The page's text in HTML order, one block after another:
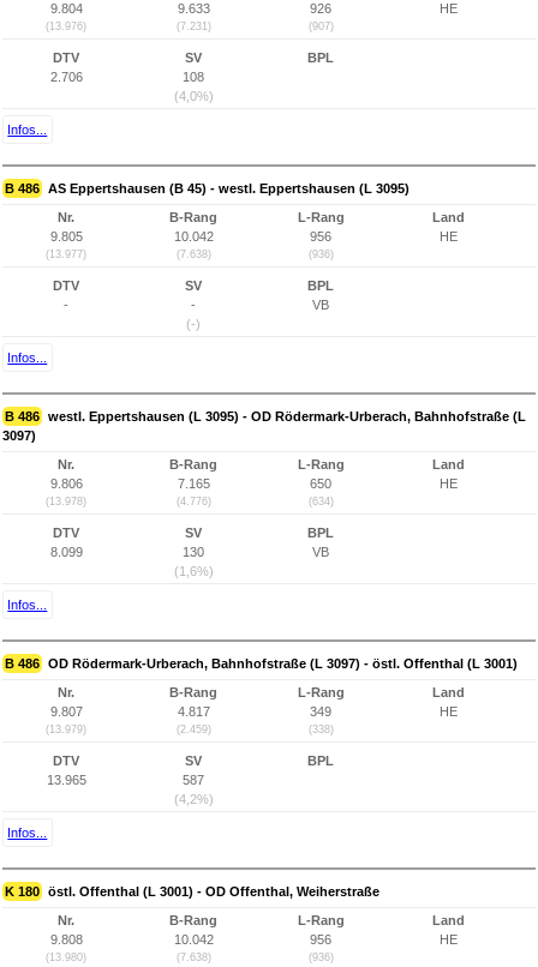
9.804
(13.976)
9.633
(7.231)
926
(907)
HE
DTV
2.706
SV
108
(4,0%)
BPL
Infos...
B 486 AS Eppertshausen (B 45) - westl. Eppertshausen (L 3095)
Nr.
9.805
(13.977)
B-Rang
10.042
(7.638)
L-Rang
956
(936)
Land
HE
DTV
-
SV
-
(-)
BPL
VB
Infos...
B 486 westl. Eppertshausen (L 3095) - OD Rödermark-Urberach, Bahnhofstraße (L
3097)
Nr.
9.806
(13.978)
B-Rang
7.165
(4.776)
L-Rang
650
(634)
Land
HE
DTV
8.099
SV
130
(1,6%)
BPL
VB
Infos...
B 486 OD Rödermark-Urberach, Bahnhofstraße (L 3097) - östl. Offenthal (L 3001)
Nr.
9.807
(13.979)
B-Rang
4.817
(2.459)
L-Rang
349
(338)
Land
HE
DTV
13.965
SV
587
(4,2%)
BPL
Infos...
K 180 östl. Offenthal (L 3001) - OD Offenthal, Weiherstraße
Nr.
9.808
(13.980)
B-Rang
10.042
(7.638)
L-Rang
956
(936)
Land
HE